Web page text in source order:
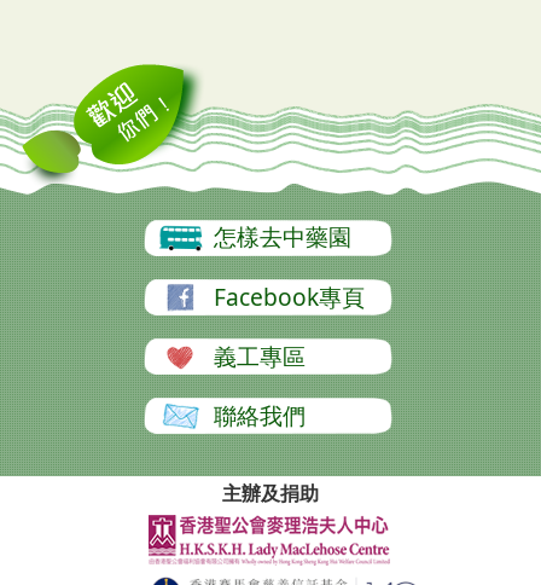
怎樣去中藥園
Facebook專頁
義工專區
聯絡我們
主辦及捐助